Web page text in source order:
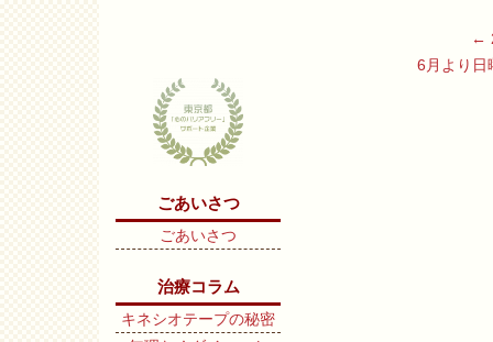
←
6月より日
ごあいさつ
ごあいさつ
治療コラム
キネシオテープの秘密